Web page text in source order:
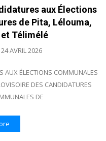
aux Élections
de Pita, Lélouma,
et Télimélé
24 AVRIL 2026
AUX ÉLECTIONS COMMUNALES
DES CANDIDATURES
DE